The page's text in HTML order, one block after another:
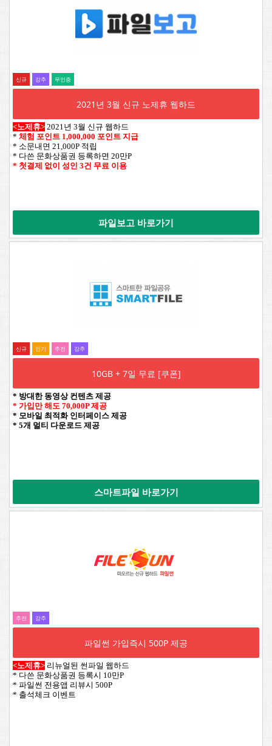
신규 강추 무인증
2021년 3월 신규 노제휴 웹하드
<노제휴> 2021년 3월 신규 웹하드
* 체험 포인트 1,000,000 포인트 지급
* 소문내면 21,000P 적립
* 다쓴 문화상품권 등록하면 20만P
* 첫결제 없이 성인 3건 무료 이용
파일보고 바로가기
신규 인기 추전 강추
10GB + 7일 무료 [쿠폰]
* 방대한 동영상 컨텐츠 제공
* 가입만 해도 70,000P 제공
* 모바일 최적화 인터페이스 제공
* 5개 멀티 다운로드 제공
스마트파일 바로가기
추전 강추
파일썬 가입즉시 500P 제공
<노제휴> 리뉴얼된 썬파일 웹하드
* 다쓴 문화상품권 등록시 10만P
* 파일썬 전용앱 리뷰시 500P
* 출석체크 이벤트